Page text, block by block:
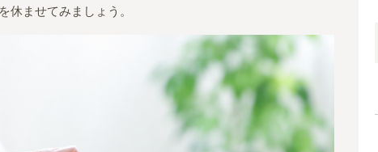
休ませてみましょう。